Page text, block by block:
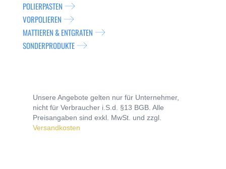
POLIERPASTEN
VORPOLIEREN
MATTIEREN & ENTGRATEN
SONDERPRODUKTE
Unsere Angebote gelten nur für Unternehmer,
nicht für Verbraucher i.S.d. §13 BGB. Alle
Preisangaben sind exkl. MwSt. und zzgl.
Versandkosten